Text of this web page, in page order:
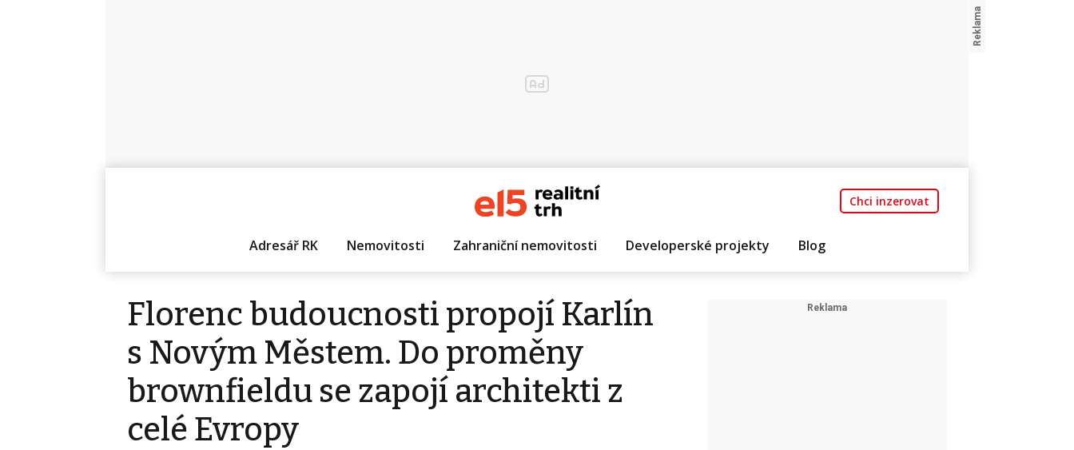
Chci inzerovat
Adresář RK Nemovitosti Zahraniční nemovitosti Developerské projekty Blog
Florenc budoucnosti propojí Karlín
s Novým Městem. Do proměny
brownfieldu se zapojí architekti z
celé Evropy